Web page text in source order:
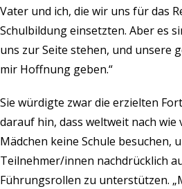
Vater und ich, die wir uns für das
Schulbildung einsetzten. Aber es
uns zur Seite stehen, und unsere
mir Hoffnung geben.“
Sie würdigte zwar die erzielten
darauf hin, dass weltweit nach
Mädchen keine Schule besuchen,
Teilnehmer/innen nachdrücklich
Führungsrollen zu unterstützen.